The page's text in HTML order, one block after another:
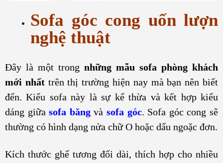
Sofa góc cong uốn lượn
nghệ thuật
Đây là một trong những mẫu sofa phòng khách
mới nhấttrên thị trường hiện nay mà bạn nên biết
đến. Kiểu sofa này là sự kế thừa và kết hợp kiểu
dáng giữasofa băngvàsofa góc. Sofa góc cong sẽ
thường có hình dạng nửa chữ O hoặc dấu ngoặc đơn.
Kích thước ghế tương đối dài, thích hợp cho nhiều